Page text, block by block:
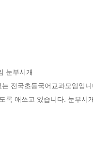
눈부시개
전국초등국어교과모임입
록 애쓰고 있습니다. 눈부시